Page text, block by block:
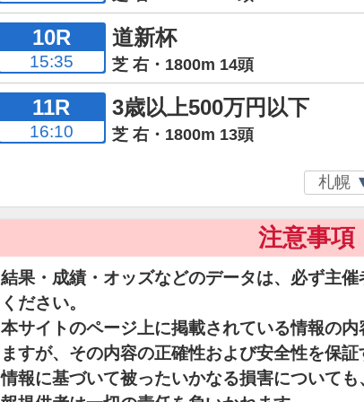
10R
15:35
道新杯
芝 右・1800m 14頭
11R
16:10
3歳以上500万円以下
芝 右・1800m 13頭
注意事項
結果・成績・オッズなどのデータは、必ず主
ください。
本サイトのページ上に掲載されている情報の
ますが、その内容の正確性および安全性を保
情報に基づいて被ったいかなる損害について